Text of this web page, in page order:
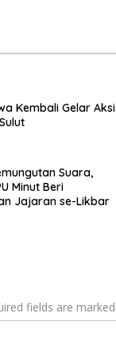
Kembali Gelar Aksi
Suara,
Minut Beri
Jajaran se-Likbar
fields are marked